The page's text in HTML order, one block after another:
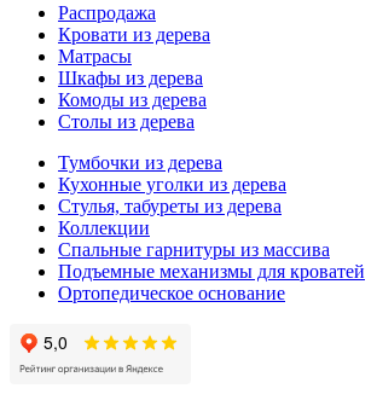
Распродажа
Кровати из дерева
Матрасы
Шкафы из дерева
Комоды из дерева
Столы из дерева
Тумбочки из дерева
Кухонные уголки из дерева
Стулья, табуреты из дерева
Коллекции
Спальные гарнитуры из массива
Подъемные механизмы для кроватей
Ортопедическое основание